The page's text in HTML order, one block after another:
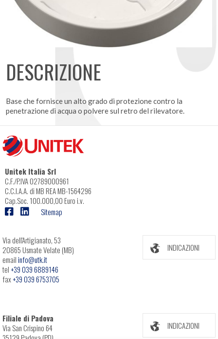
DESCRIZIONE
Base che fornisce un alto grado di protezione contro la
penetrazione di acqua o polvere sul retro del rilevatore.
Unitek Italia Srl
C.F./P.IVA 02789000961
C.C.I.A.A. di MB REA MB-1564296
Cap.Soc. 100.000,00 Euro i.v.
Sitemap
Via dell'Artigianato, 53
20865 Usmate Velate (MB)
emailinfo@utk.it
tel+39 039 6889146
fax+39 039 6753705
INDICAZIONI
Filiale di Padova
Via San Crispino 64
INDICAZIONI